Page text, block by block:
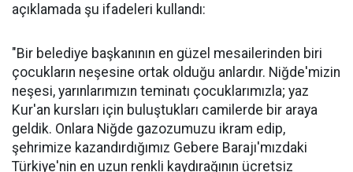
açıklamada şu ifadeleri kullandı:
"Bir belediye başkanının en güzel mesailerinden biri
çocukların neşesine ortak olduğu anlardır. Niğde'mizin
neşesi, yarınlarımızın teminatı çocuklarımızla; yaz
Kur'an kursları için buluştukları camilerde bir araya
geldik. Onlara Niğde gazozumuzu ikram edip,
şehrimize kazandırdığımız Gebere Barajı'mızdaki
Türkiye'nin en uzun renkli kaydırağının ücretsiz